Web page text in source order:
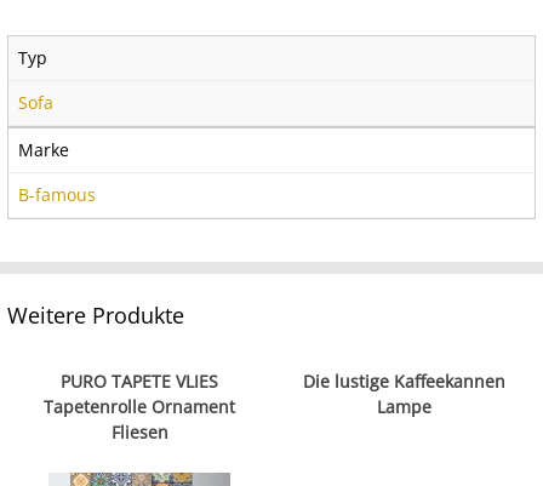
Typ
Sofa
Marke
B-famous
Weitere Produkte
PURO TAPETE VLIES
Tapetenrolle Ornament
Fliesen
Die lustige Kaffeekannen
Lampe